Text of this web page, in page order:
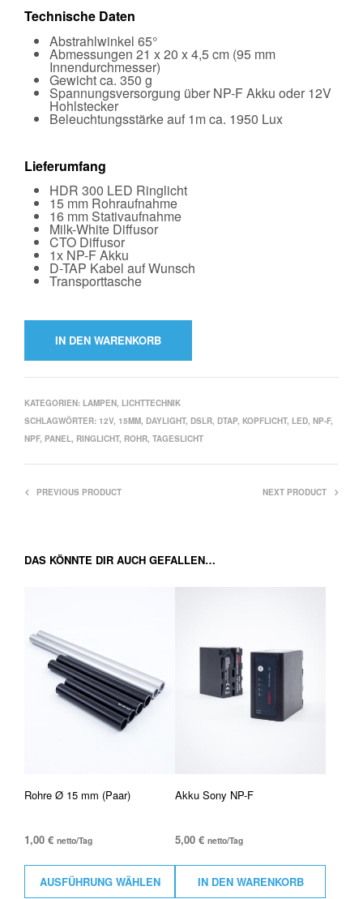
Technische Daten
Abstrahlwinkel 65°
Abmessungen 21 x 20 x 4,5 cm (95 mm
Innendurchmesser)
Gewicht ca. 350 g
Spannungsversorgung über NP-F Akku oder 12V
Hohlstecker
Beleuchtungsstärke auf 1m ca. 1950 Lux
Lieferumfang
HDR 300 LED Ringlicht
15 mm Rohraufnahme
16 mm Stativaufnahme
Milk-White Diffusor
CTO Diffusor
1x NP-F Akku
D-TAP Kabel auf Wunsch
Transporttasche
IN DEN WARENKORB
KATEGORIEN: LAMPEN, LICHTTECHNIK
SCHLAGWÖRTER: 12V, 15MM, DAYLIGHT, DSLR, DTAP, KOPFLICHT, LED, NP-F,
NPF, PANEL, RINGLICHT, ROHR, TAGESLICHT
PREVIOUS PRODUCT NEXT PRODUCT
DAS KÖNNTE DIR AUCH GEFALLEN…
Rohre Ø 15 mm (Paar)
1,00 € netto/Tag
AUSFÜHRUNG WÄHLEN
Akku Sony NP-F
5,00€ netto/Tag
IN DEN WARENKORB